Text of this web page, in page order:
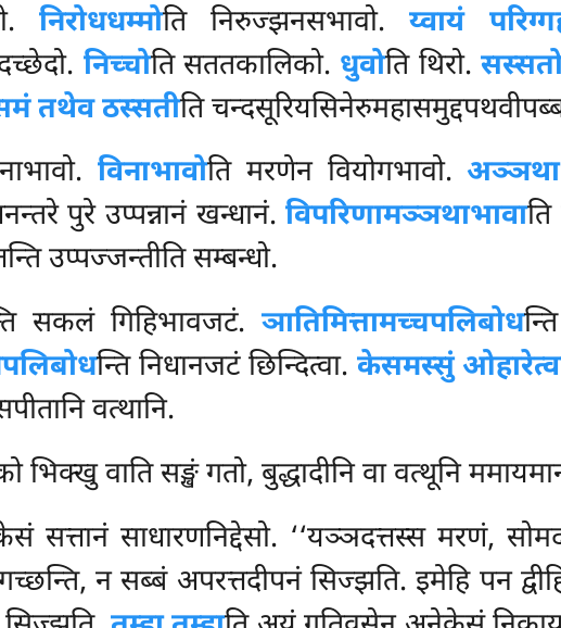
निरोधधम्मोति निरुज्झनसभावो.य्वायं
निच्चोति सततकालिको. धुवोति थिरो.
तथेव ठस्सतीति
विनाभावोति मरणेन वियोगभावो.
पुरे उप्पन्नानं खन्धानं.विपरिणामञ्ञथाभावा
उप्पज्जन्तीति सम्बन्धो.
सकलं गिहिभावजटं.ञातिमित्तामच्चपलिबोध
न्ति निधानजटं छिन्दित्वा. केसमस्सुं
वत्थानि.
भिक्खु वाति सङ्खं गतो, बुद्धादीनि वा वत्थूनि
सत्तानं साधारणनिद्देसो. ‘‘यञ्ञदत्तस्स मरणं,
न सब्बं अपरत्तदीपनं सिज्झति. इमेहि पन